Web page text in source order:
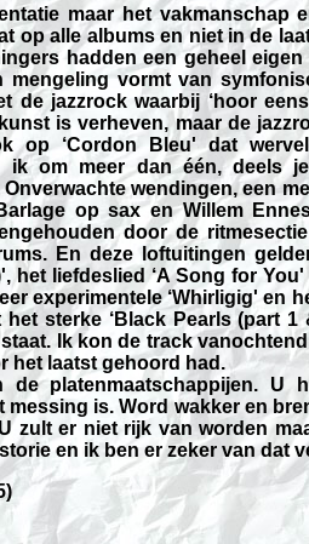
maar het vakmanschap
op alle albums en niet in de
hadden een geheel
mengeling vormt van
de jazzrock waarbij ‘hoor
is verheven, maar de
op ‘Cordon Bleu' dat
ik om meer dan één, deels
wendingen, een
op sax en Willem
door de
En deze loftuitingen
het liefdeslied ‘A Song for
experimentele ‘Whirligig' en
sterke ‘Black Pearls (part
Ik kon de track
het laatst gehoord had.
de platenmaatschappijen. U
messing is. Word wakker en
zult er niet rijk van worden
en ik ben er zeker van dat